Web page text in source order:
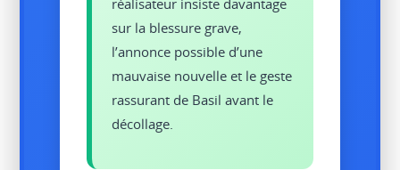
réalisateur insiste davantage
sur la blessure grave,
l’annonce possible d’une
mauvaise nouvelle et le geste
rassurant de Basil avant le
décollage.